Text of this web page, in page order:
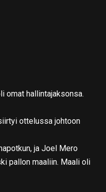
omat hallintajaksonsa.
ottelussa johtoon
ja Joel Mero
pallon maaliin. Maali oli